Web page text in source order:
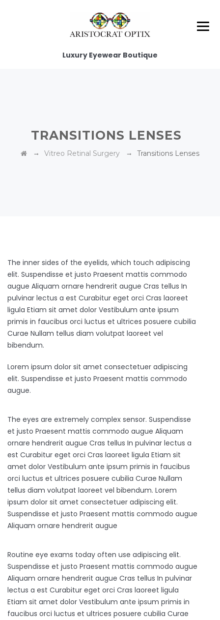
Luxury Eyewear Boutique
TRANSITIONS LENSES
→ Vitreo Retinal Surgery → Transitions Lenses
The inner sides of the eyelids, which touch adipiscing
elit. Suspendisse et justo Praesent mattis commodo
augue Aliquam ornare hendrerit augue Cras tellus In
pulvinar lectus a est Curabitur eget orci Cras laoreet
ligula Etiam sit amet dolor Vestibulum ante ipsum
primis in faucibus orci luctus et ultrices posuere cubilia
Curae Nullam tellus diam volutpat laoreet vel
bibendum.
Lorem ipsum dolor sit amet consectetuer adipiscing
elit. Suspendisse et justo Praesent mattis commodo
augue.
The eyes are extremely complex sensor. Suspendisse
et justo Praesent mattis commodo augue Aliquam
ornare hendrerit augue Cras tellus In pulvinar lectus a
est Curabitur eget orci Cras laoreet ligula Etiam sit
amet dolor Vestibulum ante ipsum primis in faucibus
orci luctus et ultrices posuere cubilia Curae Nullam
tellus diam volutpat laoreet vel bibendum. Lorem
ipsum dolor sit amet consectetuer adipiscing elit.
Suspendisse et justo Praesent mattis commodo augue
Aliquam ornare hendrerit augue
Routine eye exams today often use adipiscing elit.
Suspendisse et justo Praesent mattis commodo augue
Aliquam ornare hendrerit augue Cras tellus In pulvinar
lectus a est Curabitur eget orci Cras laoreet ligula
Etiam sit amet dolor Vestibulum ante ipsum primis in
faucibus orci luctus et ultrices posuere cubilia Curae